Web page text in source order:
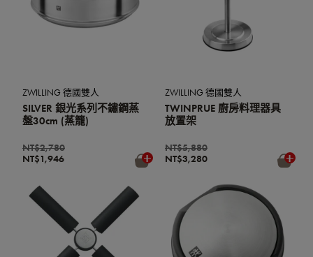
ZWILLING 德國雙人
SILVER 銀光系列不鏽鋼蒸
盤30cm (蒸籠)
NT$1,946
NT$2,780
ZWILLING 德國雙人
TWINPRUE 廚房料理器具
放置架
NT$3,280
NT$5,880